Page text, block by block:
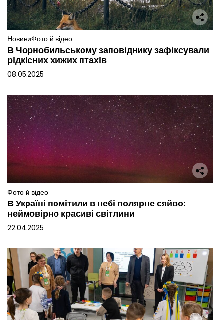
НовиниФото й відео
В Чорнобильському заповіднику зафіксували
рідкісних хижих птахів
08.05.2025
Фото й відео
В Україні помітили в небі полярне сяйво:
неймовірно красиві світлини
22.04.2025